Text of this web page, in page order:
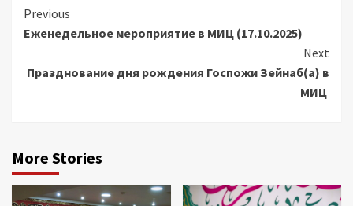
Continue
Reading
Previous
Еженедельное мероприятие в МИЦ (17.10.2025)
Next
Празднование дня рождения Госпожи Зейнаб(а) в
МИЦ
More Stories